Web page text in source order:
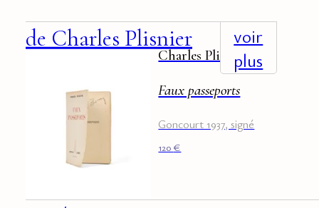
de Charles Plisnier
Charles Plisnier
Faux passeports
Goncourt 1937, signé
120€
+
voir
plus